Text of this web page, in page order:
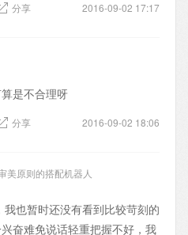
2016-09-02 17:17
分享
是不合理呀
2016-09-02 18:06
分享
美原则的搭配机器人
我也暂时还没有看到比较苛刻的
奋难免说话轻重把握不好，我